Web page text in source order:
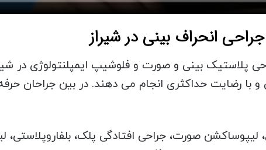
پلاستیک بینی و صورت و فلوشیپ ایمپلنتولوژی در
رضایت حداکثری انجام می دهند. در بین جراحان
صورت، جراحی افتادگی پلک، بلفاروپلاستی،